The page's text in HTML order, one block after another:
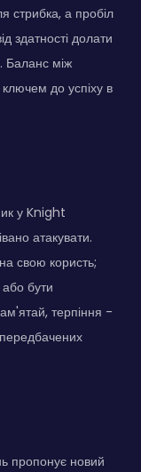
стрибка, а пробіл
здатності долати
Баланс між
до успіху в
у Knight
атакувати.
свою користь;
бути
терпіння -
пропонує новий